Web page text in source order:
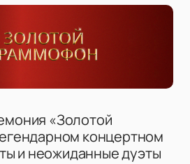
«Золотой
концертном
и неожиданные дуэты